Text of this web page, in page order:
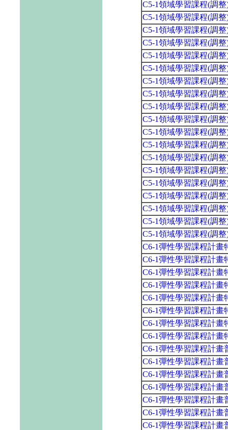
C5-1領域學習課程(調
C5-1領域學習課程(調
C5-1領域學習課程(調
C5-1領域學習課程(調
C5-1領域學習課程(調
C5-1領域學習課程(調
C5-1領域學習課程(調
C5-1領域學習課程(調
C5-1領域學習課程(調
C5-1領域學習課程(調
C5-1領域學習課程(調
C5-1領域學習課程(調
C5-1領域學習課程(調
C5-1領域學習課程(調
C5-1領域學習課程(調
C5-1領域學習課程(調
C5-1領域學習課程(調
C5-1領域學習課程(調
C5-1領域學習課程(調
C6-1彈性學習課程計畫
C6-1彈性學習課程計畫
C6-1彈性學習課程計畫
C6-1彈性學習課程計畫
C6-1彈性學習課程計畫
C6-1彈性學習課程計畫
C6-1彈性學習課程計畫
C6-1彈性學習課程計畫
C6-1彈性學習課程計畫
C6-1彈性學習課程計畫
C6-1彈性學習課程計畫
C6-1彈性學習課程計畫
C6-1彈性學習課程計畫
C6-1彈性學習課程計畫
C6-1彈性學習課程計畫